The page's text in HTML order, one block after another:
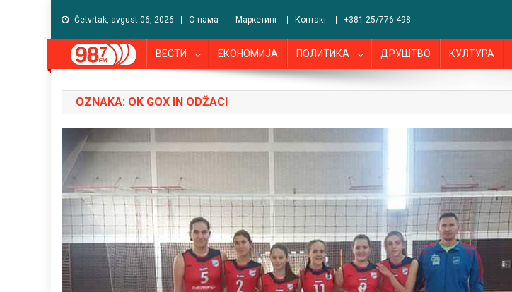
Četvrtak, avgust 06, 2026 О нама Маркетинг Контакт +381 25/776-498
ВЕСТИ ЕКОНОМИЈА ПОЛИТИКА ДРУШТВО КУЛТУРА
OZNAKA: OK GOX IN ODŽACI